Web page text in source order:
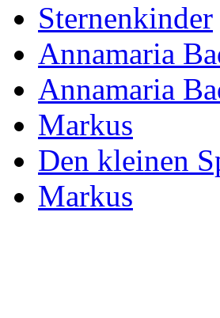
Sternenkinder
Annamaria
Annamaria
Markus
Den kleinen
Markus